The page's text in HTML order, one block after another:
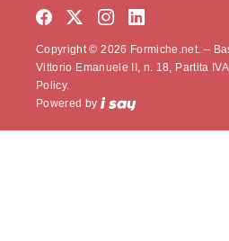
Copyright © 2026 Formiche.net. –
Vittorio Emanuele II, n. 18, Partita
Policy.
Powered by